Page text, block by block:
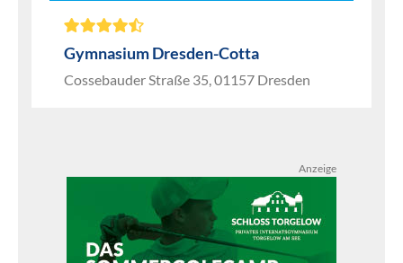
Gymnasium Dresden-Cotta
Cossebauder Straße 35, 01157 Dresden
Anzeige